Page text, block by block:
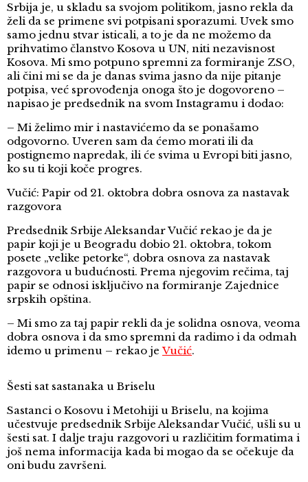
Srbija je, u skladu sa svojom politikom, jasno rekla da
želi da se primene svi potpisani sporazumi. Uvek smo
samo jednu stvar isticali, a to je da ne možemo da
prihvatimo članstvo Kosova u UN, niti nezavisnost
Kosova. Mi smo potpuno spremni za formiranje ZSO,
ali čini mi se da je danas svima jasno da nije pitanje
potpisa, već sprovođenja onoga što je dogovoreno –
napisao je predsednik na svom Instagramu i dodao:
– Mi želimo mir i nastavićemo da se ponašamo
odgovorno. Uveren sam da ćemo morati ili da
postignemo napredak, ili će svima u Evropi biti jasno,
ko su ti koji koče progres.
Vučić: Papir od 21. oktobra dobra osnova za nastavak
razgovora
Predsednik Srbije Aleksandar Vučić rekao je da je
papir koji je u Beogradu dobio 21. oktobra, tokom
posete „velike petorke“, dobra osnova za nastavak
razgovora u budućnosti. Prema njegovim rečima, taj
papir se odnosi isključivo na formiranje Zajednice
srpskih opština.
– Mi smo za taj papir rekli da je solidna osnova, veoma
dobra osnova i da smo spremni da radimo i da odmah
idemo u primenu – rekao jeVučić.
Šesti sat sastanaka u Briselu
Sastanci o Kosovu i Metohiji u Briselu, na kojima
učestvuje predsednik Srbije Aleksandar Vučić, ušli su u
šesti sat. I dalje traju razgovori u različitim formatima i
još nema informacija kada bi mogao da se očekuje da
oni budu završeni.